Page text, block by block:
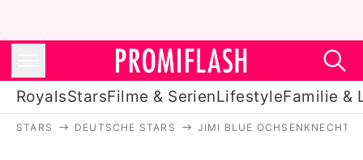
RoyalsStarsFilme & SerienLifestyleFamilie &
STARS DEUTSCHE STARS JIMI BLUE OCHSENKNECHT